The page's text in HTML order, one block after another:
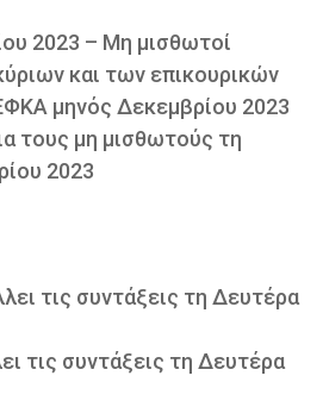
2023 – Μη μισθωτοί
και των επικουρικών
μηνός Δεκεμβρίου 2023
τους μη μισθωτούς τη
2023
τις συντάξεις τη Δευτέρα
τις συντάξεις τη Δευτέρα